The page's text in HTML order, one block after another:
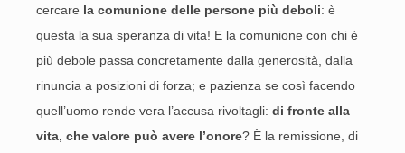
cercare la comunione delle persone più deboli: è
questa la sua speranza di vita! E la comunione con chi è
più debole passa concretamente dalla generosità, dalla
rinuncia a posizioni di forza; e pazienza se così facendo
quell’uomo rende vera l’accusa rivoltagli: di fronte alla
vita, che valore può avere l’onore? È la remissione, di